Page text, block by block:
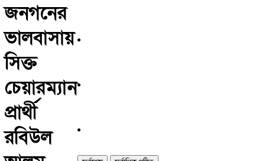
জনগনের
ভালবাসায়
সিক্ত
চেয়ারম্যান
প্রার্থী
রবিউল